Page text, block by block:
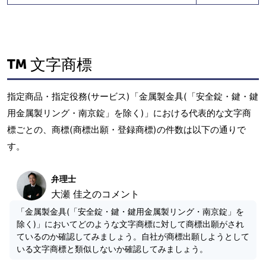
文字商標
指定商品・指定役務(サービス)「金属製金具(「安全錠・鍵・鍵
用金属製リング・南京錠」を除く)」における代表的な文字商
標ごとの、商標(商標出願・登録商標)の件数は以下の通りで
す。
弁理士
大瀬 佳之のコメント
「金属製金具(「安全錠・鍵・鍵用金属製リング・南京錠」を
除く)」においてどのような文字商標に対して商標出願がされ
ているのか確認してみましょう。自社が商標出願しようとして
いる文字商標と類似しないか確認してみましょう。